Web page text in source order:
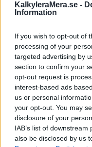
KalkyleraMera.se -
Information
If you wish to opt-out of
processing of your
targeted advertising by
section to confirm your
opt-out request is
interest-based ads
us or personal
your opt-out. You may
disclosure of your
IAB’s list of
also be disclosed by us
GCC Capital
Marginalen
Fasträntekonto
mån
Komplett Bank
Högräntekonto
Bluestep